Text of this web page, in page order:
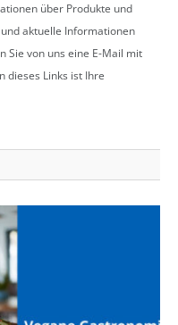
über Produkte und
aktuelle Informationen
Sie von uns eine E-Mail mit
dieses Links ist Ihre